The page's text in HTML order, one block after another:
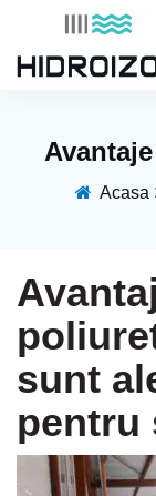
Acasa
sunt
pentru